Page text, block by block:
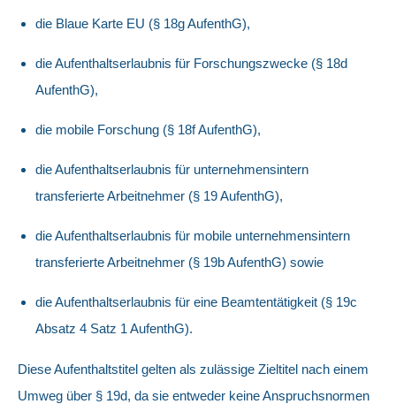
die Blaue Karte EU (§ 18g AufenthG),
die Aufenthaltserlaubnis für Forschungszwecke (§ 18d
AufenthG),
die mobile Forschung (§ 18f AufenthG),
die Aufenthaltserlaubnis für unternehmensintern
transferierte Arbeitnehmer (§ 19 AufenthG),
die Aufenthaltserlaubnis für mobile unternehmensintern
transferierte Arbeitnehmer (§ 19b AufenthG) sowie
die Aufenthaltserlaubnis für eine Beamtentätigkeit (§ 19c
Absatz 4 Satz 1 AufenthG).
Diese Aufenthaltstitel gelten als zulässige Zieltitel nach einem
Umweg über § 19d, da sie entweder keine Anspruchsnormen